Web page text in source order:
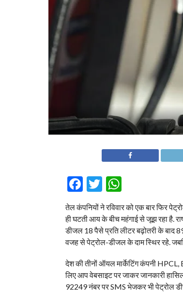
Facebook
Twitter
तेल कंपनियों ने रविवार को एक बार फिर
ही घटती आय के बीच महंगाई से जूझ रहा है.
डीजल 18 पैसे प्रति लीटर बढ़ोतरी के बाद
वजह से पेट्रोल-डीजल के दाम स्थिर रहे.
देश की तीनों ऑयल मार्केटिंग कंपनी
लिए आप वेबसाइट पर जाकर जानकारी
92249 नंबर पर SMS भेजकर भी पेट्रोल